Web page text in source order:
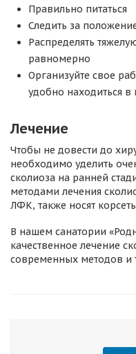
Правильно питаться
Следить за
Распределять
равномерно
Организуйте свое
удобно находиться
Лечение
Чтобы не довести до
необходимо уделить
сколиоза на ранней
методами лечения
ЛФК, также носят
В нашем санатории
качественное лечение
современных методов и